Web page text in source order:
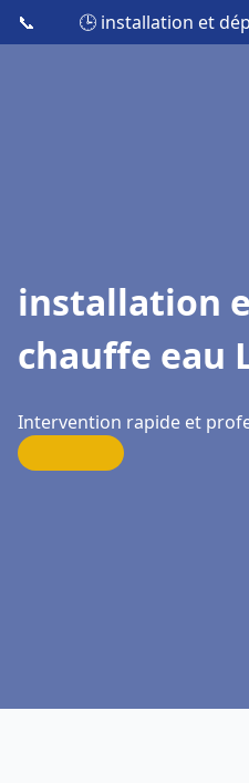
📞 🕒 installation et
installation
chauffe eau
Intervention rapide et